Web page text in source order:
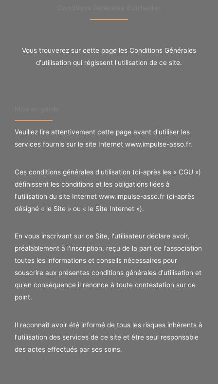
Vous trouverez sur cette page les Conditions Générales
d'utilisation qui régissent l'utilisation de ce site.
Veuillez lire attentivement cette page avant d'utiliser les
services fournis sur le site Internet www.impulse-asso.fr.
Ces conditions générales d'utilisation (ci-après les « CGU »)
définissent les conditions et les obligations liées à
l'utilisation du site Internet www.impulse-asso.fr (ci-après
désigné « le Site » ou « le Site Internet »).
En vous inscrivant sur ce Site, l'utilisateur déclare avoir,
préalablement à l'inscription, reçu de la part de l'association
toutes les informations et conseils nécessaires pour
souscrire aux présentes conditions générales d'utilisation et
qu'en conséquence il renonce à toute contestation sur ce
point.
Il reconnaît avoir été informé de tous les risques inhérents à
l'utilisation des services de ce site et être seul responsable
des actes effectués par ses soins.